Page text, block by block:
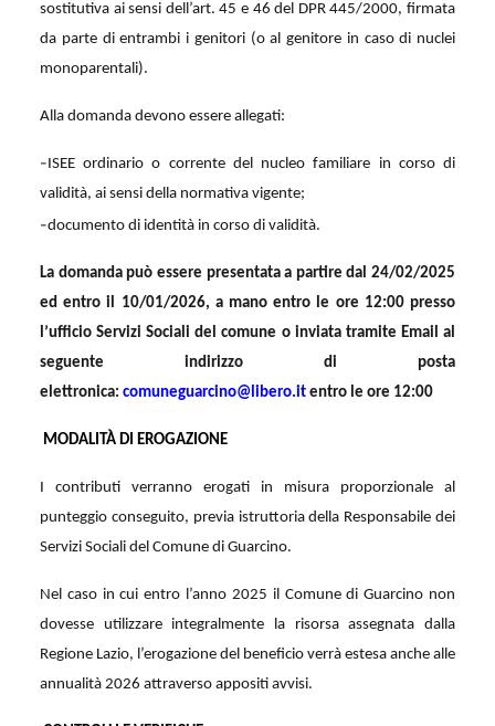
sostitutiva ai sensi dell’art. 45 e 46 del DPR 445/2000, firmata
da parte di entrambi i genitori (o al genitore in caso di nuclei
monoparentali).
Alla domanda devono essere allegati:
-ISEE ordinario o corrente del nucleo familiare in corso di
validità, ai sensi della normativa vigente;
-documento di identità in corso di validità.
La domanda può essere presentata a partire dal 24/02/2025
ed entro il 10/01/2026, a mano entro le ore 12:00 presso
l’ufficio Servizi Sociali del comune o inviata tramite Email al
seguente indirizzo di posta
elettronica: comuneguarcino@libero.it entro le ore 12:00
MODALITÀ DI EROGAZIONE
I contributi verranno erogati in misura proporzionale al
punteggio conseguito, previa istruttoria della Responsabile dei
Servizi Sociali del Comune di Guarcino.
Nel caso in cui entro l’anno 2025 il Comune di Guarcino non
dovesse utilizzare integralmente la risorsa assegnata dalla
Regione Lazio, l’erogazione del beneficio verrà estesa anche alle
annualità 2026 attraverso appositi avvisi.